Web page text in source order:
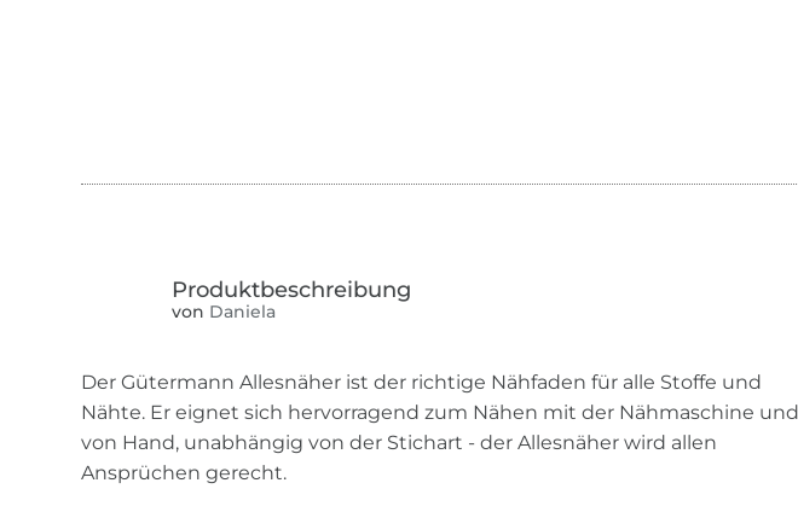
von Daniela
Der Gütermann Allesnäher ist der richtige Nähfaden für alle Stoffe und
Nähte. Er eignet sich hervorragend zum Nähen mit der Nähmaschine und
von Hand, unabhängig von der Stichart - der Allesnäher wird allen
Ansprüchen gerecht.